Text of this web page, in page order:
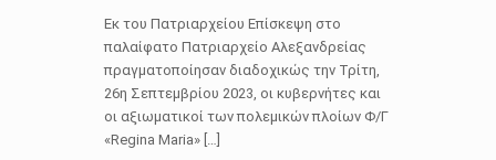
Εκ του Πατριαρχείου Επίσκεψη στο
παλαίφατο Πατριαρχείο Αλεξανδρείας
πραγματοποίησαν διαδοχικώς την Τρίτη,
26η Σεπτεμβρίου 2023, οι κυβερνήτες και
οι αξιωματικοί των πολεμικών πλοίων Φ/Γ
«Regina Maria» […]